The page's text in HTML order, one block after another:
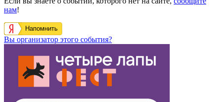
нам!
Напомнить
Вы организатор этого события?